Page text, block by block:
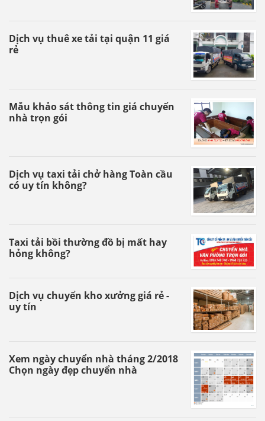
Dịch vụ thuê xe tải tại quận 11 giá
rẻ
Mẫu khảo sát thông tin giá chuyển
nhà trọn gói
Dịch vụ taxi tải chở hàng Toàn cầu
có uy tín không?
Taxi tải bồi thường đồ bị mất hay
hỏng không?
Dịch vụ chuyển kho xưởng giá rẻ -
uy tín
Xem ngày chuyển nhà tháng 2/2018
Chọn ngày đẹp chuyển nhà